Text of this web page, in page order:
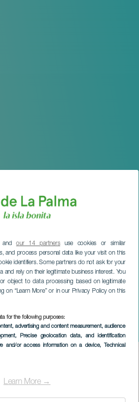
andour 14 partnersuse cookies or similar
and process personal data like your visit on this
identifiers. Some partners do not ask for your
rely on their legitimate business interest. You
object to data processing based on legitimate
on “Learn More” or in our Privacy Policy on this
for the following purposes:
advertising and content measurement, audience
, Precise geolocation data, and identification
and/or access information on a device, Technical
Learn More →
i konsert